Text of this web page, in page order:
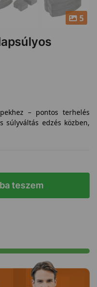
5
– pontos terhelés
súlyváltás edzés közben,
teszem